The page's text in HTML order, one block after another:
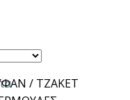
/ ΤΖΑΚΕΤ